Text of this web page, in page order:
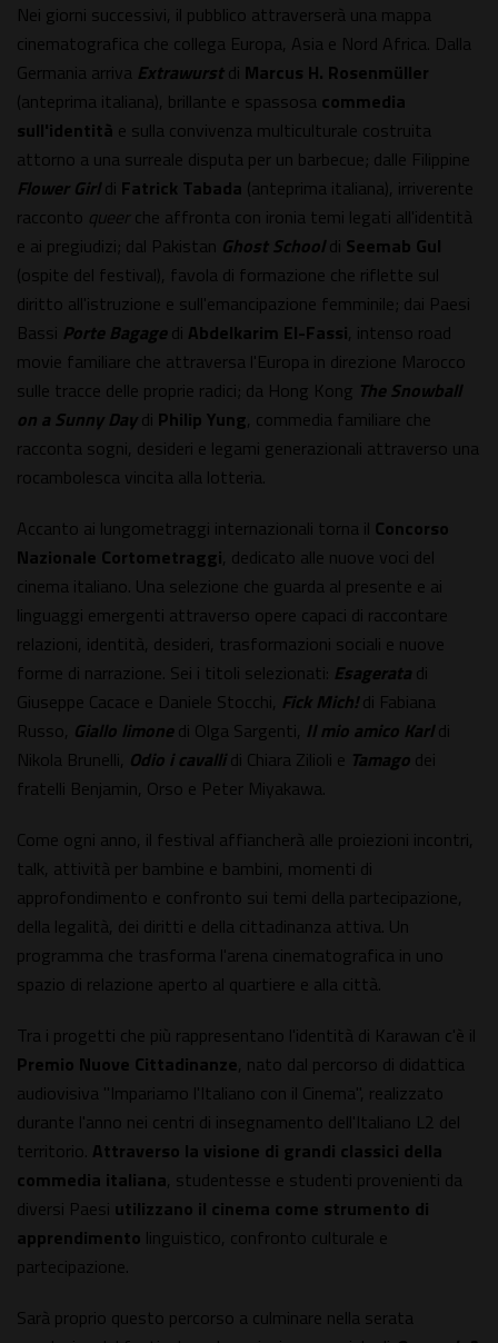
Nei giorni successivi, il pubblico attraverserà una mappa
cinematografica che collega Europa, Asia e Nord Africa. Dalla
Germania arriva Extrawurstdi Marcus H. Rosenmüller
(anteprima italiana), brillante e spassosa commedia
sull'identità e sulla convivenza multiculturale costruita
attorno a una surreale disputa per un barbecue; dalle Filippine
Flower Girldi Fatrick Tabada (anteprima italiana), irriverente
racconto queerche affronta con ironia temi legati all'identità
e ai pregiudizi; dal Pakistan Ghost Schooldi Seemab Gul
(ospite del festival), favola di formazione che riflette sul
diritto all'istruzione e sull'emancipazione femminile; dai Paesi
Bassi Porte Bagage di Abdelkarim El-Fassi, intenso road
movie familiare che attraversa l'Europa in direzione Marocco
sulle tracce delle proprie radici; da Hong Kong The Snowball
on a Sunny Daydi Philip Yung, commedia familiare che
racconta sogni, desideri e legami generazionali attraverso una
rocambolesca vincita alla lotteria.
Accanto ai lungometraggi internazionali torna il Concorso
Nazionale Cortometraggi, dedicato alle nuove voci del
cinema italiano. Una selezione che guarda al presente e ai
linguaggi emergenti attraverso opere capaci di raccontare
relazioni, identità, desideri, trasformazioni sociali e nuove
forme di narrazione. Sei i titoli selezionati: Esagerata di
Giuseppe Cacace e Daniele Stocchi, Fick Mich!di Fabiana
Russo, Giallo limone di Olga Sargenti, Il mio amico Karldi
Nikola Brunelli, Odio i cavallidi Chiara Zilioli e Tamago dei
fratelli Benjamin, Orso e Peter Miyakawa.
Come ogni anno, il festival affiancherà alle proiezioni incontri,
talk, attività per bambine e bambini, momenti di
approfondimento e confronto sui temi della partecipazione,
della legalità, dei diritti e della cittadinanza attiva. Un
programma che trasforma l'arena cinematografica in uno
spazio di relazione aperto al quartiere e alla città.
Tra i progetti che più rappresentano l'identità di Karawan c'è il
Premio Nuove Cittadinanze, nato dal percorso di didattica
audiovisiva "Impariamo l'Italiano con il Cinema", realizzato
durante l'anno nei centri di insegnamento dell'Italiano L2 del
territorio. Attraverso la visione di grandi classici della
commedia italiana, studentesse e studenti provenienti da
diversi Paesi utilizzano il cinema come strumento di
apprendimento linguistico, confronto culturale e
partecipazione.
Sarà proprio questo percorso a culminare nella serata